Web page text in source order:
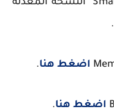
لتحميل محاكي Smart Gaga free fire النسخة المعدلة
.
اضغط هنا.
اضغط هنا.